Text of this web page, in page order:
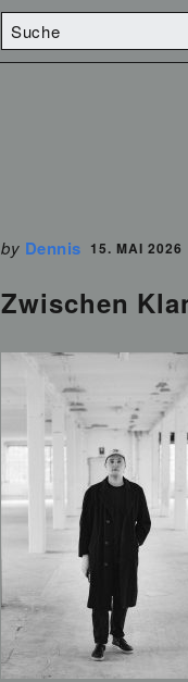
by Dennis 15. MAI 2026
Zwischen